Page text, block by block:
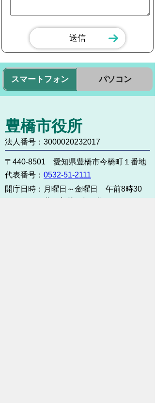
スマートフォン パソコン
豊橋市役所
法人番号：3000020232017
〒440-8501 愛知県豊橋市今橋町１番地
代表番号： 0532-51-2111
開庁日時： 月曜日～金曜日 午前8時30